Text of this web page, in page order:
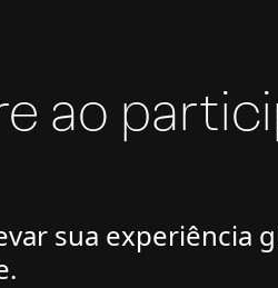
ao
sua experiência